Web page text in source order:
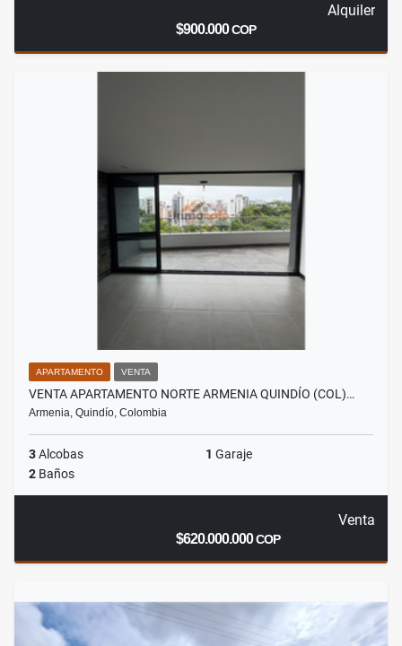
Alquiler
$900.000COP
APARTAMENTO VENTA
VENTA APARTAMENTO NORTE ARMENIA QUINDÍO (COL)…
Armenia, Quindío, Colombia
3Alcobas 1 Garaje
2 Baños
Venta
$620.000.000COP